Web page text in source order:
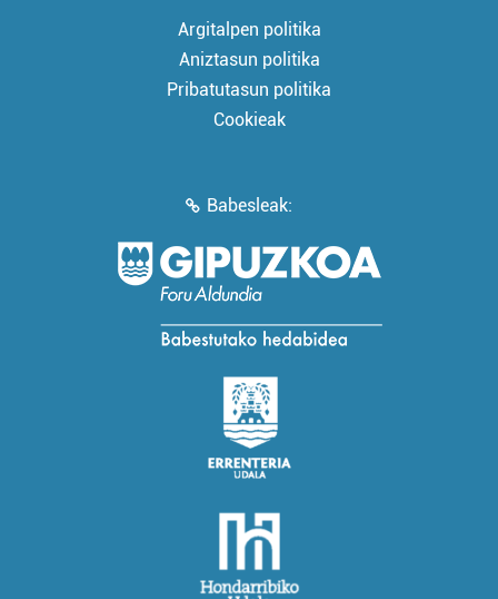
Argitalpen politika
Aniztasun politika
Pribatutasun politika
Cookieak
Babesleak: